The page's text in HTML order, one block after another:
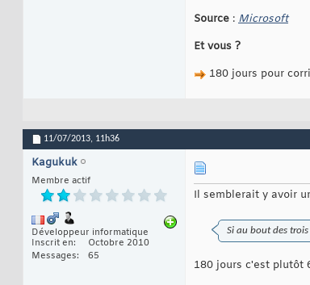
Source : Microsoft
Et vous ?
180 jours pour
11/07/2013, 11h36
Kagukuk
Membre actif
Développeur informatique
Inscrit en
Octobre 2010
Messages
65
Il semblerait y avoir
Si au bout des
180 jours c'est plutôt